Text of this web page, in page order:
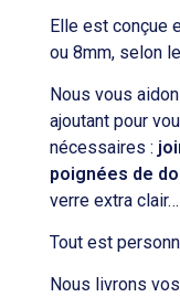
Elle est conçue
ou 8mm, selon
Nous vous
ajoutant pour
nécessaires :
poignées de
verre extra clair…
Tout est
Nous livrons